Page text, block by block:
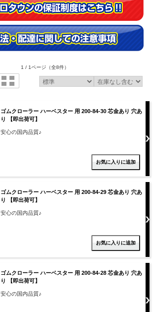
1 / 1ページ （全8件）
ゴムクローラー ハーベスター 用 200-84-30 芯金あり 穴あ
り 【即出荷可】
安心の国内品質♪
ゴムクローラー ハーベスター 用 200-84-29 芯金あり 穴あ
り 【即出荷可】
安心の国内品質♪
ゴムクローラー ハーベスター 用 200-84-28 芯金あり 穴あ
り 【即出荷可】
安心の国内品質♪